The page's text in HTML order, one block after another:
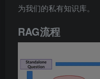
为我们的私有知识库。
RAG流程